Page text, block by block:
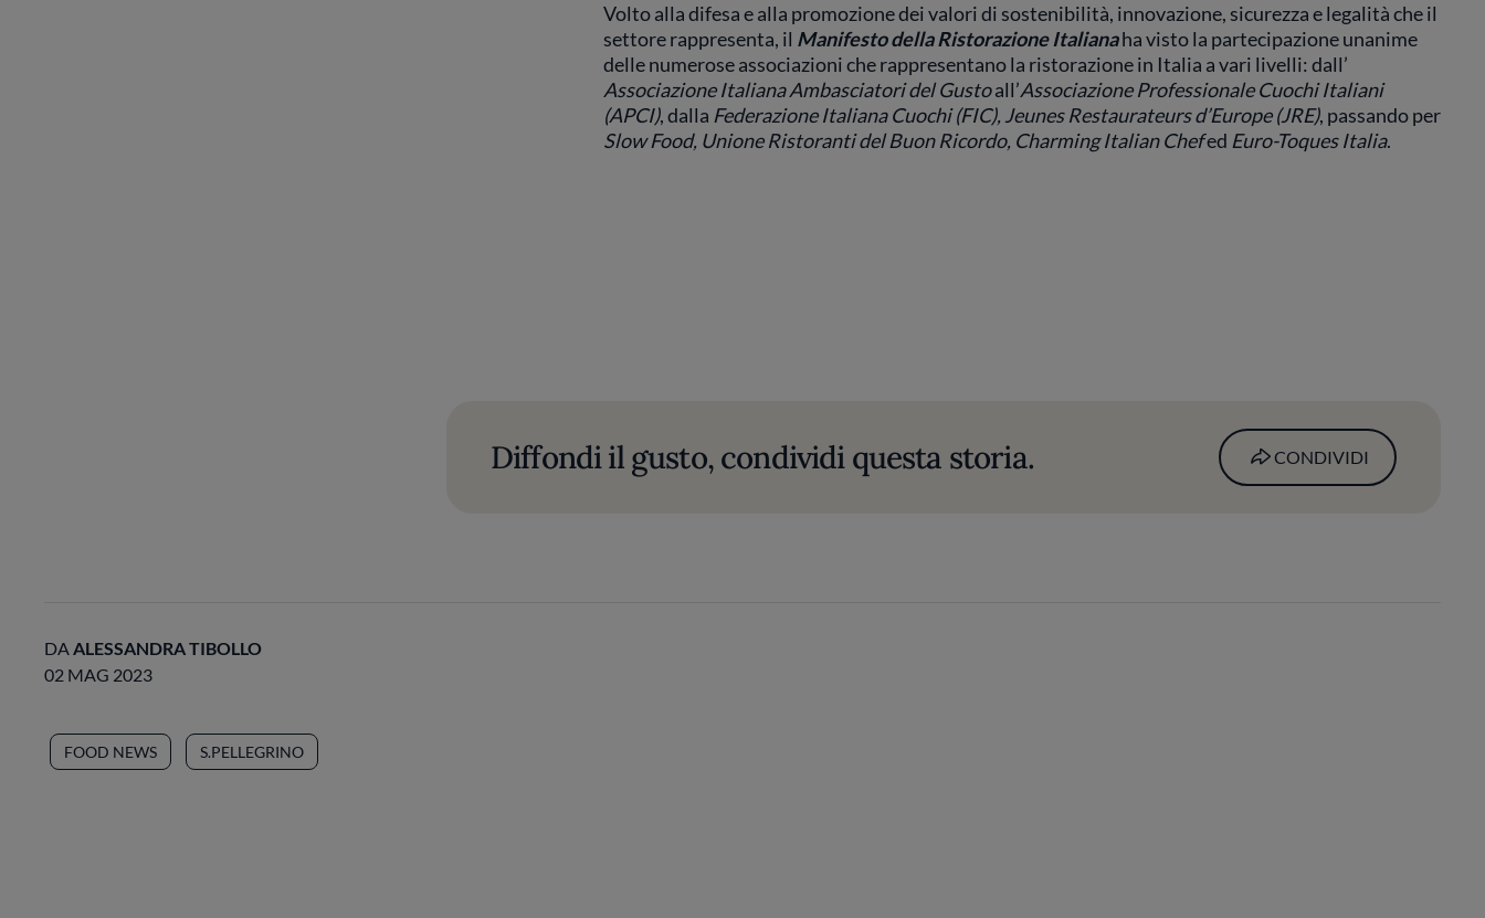
Volto alla difesa e alla promozione dei valori di sostenibilità, innovazione, sicurezza e legalità che il
settore rappresenta, il Manifesto della Ristorazione Italianaha visto la partecipazione unanime
delle numerose associazioni che rappresentano la ristorazione in Italia a vari livelli: dall’
Associazione Italiana Ambasciatori del Gustoall’Associazione Professionale Cuochi Italiani
(APCI), dalla Federazione Italiana Cuochi (FIC), Jeunes Restaurateurs d’Europe (JRE), passando per
Slow Food, Unione Ristoranti del Buon Ricordo, Charming Italian Chefed Euro-Toques Italia.
Diffondi il gusto, condividi questa storia. CONDIVIDI
DAALESSANDRA TIBOLLO
02 MAG 2023
FOOD NEWS S.PELLEGRINO